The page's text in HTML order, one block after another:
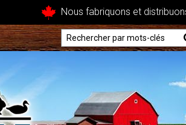
Nous fabriquons et